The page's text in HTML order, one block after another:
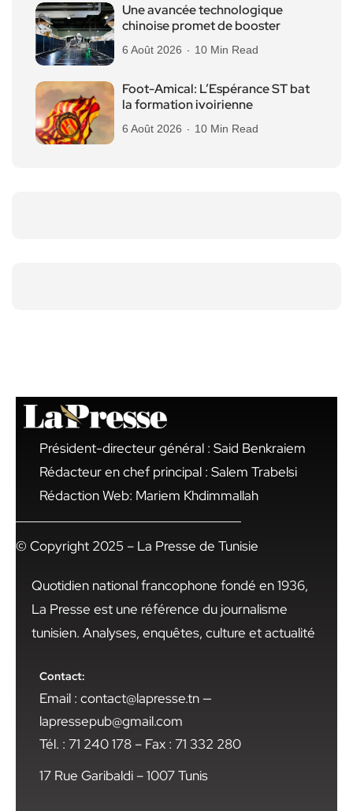
Une avancée technologique
chinoise promet de booster
6 Août 2026 10 Min Read
Foot-Amical: L’Espérance ST bat
la formation ivoirienne
6 Août 2026 10 Min Read
Président-directeur général : Said Benkraiem
Rédacteur en chef principal : Salem Trabelsi
Rédaction Web: Mariem Khdimmallah
© Copyright 2025 – La Presse de Tunisie
Quotidien national francophone fondé en 1936,
La Presse est une référence du journalisme
tunisien. Analyses, enquêtes, culture et actualité
Contact:
Email : contact@lapresse.tn —
lapressepub@gmail.com
Tél. : 71 240 178 – Fax : 71 332 280
17 Rue Garibaldi – 1007 Tunis